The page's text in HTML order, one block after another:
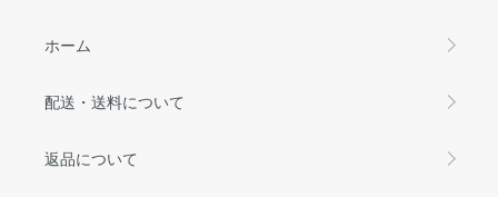
ホーム
配送・送料について
返品について